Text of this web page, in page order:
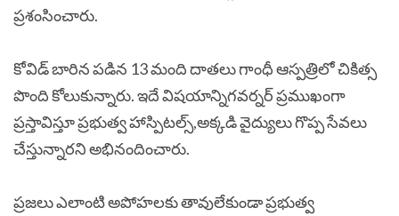
ప్రశంసించారు.
కోవిడ్‌ బారిన పడిన 13 మంది దాతలు గాంధీ ఆస్పత్రిలో చికిత్స
పొంది కోలుకున్నారు. ఇదే విషయాన్నిగవర్నర్‌ ప్రముఖంగా
ప్రస్తావిస్తూ ప్రభుత్వ హాస్పిటల్స్‌,అక్కడి వైద్యులు గొప్ప సేవలు
చేస్తున్నారని అభినందించారు.
ప్రజలు ఎలాంటి అపోహలకు తావులేకుండా ప్రభుత్వ